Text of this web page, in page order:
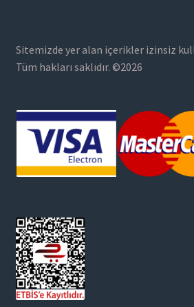
Sitemizde yer alan içerikler izinsiz
Tüm hakları saklıdır. ©2026